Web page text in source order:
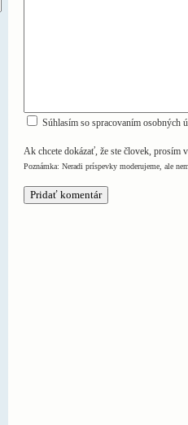
Súhlasím so spracovaním osobných
Ak chcete dokázať, že ste človek, prosím
Poznámka: Neradi príspevky moderujeme, ale